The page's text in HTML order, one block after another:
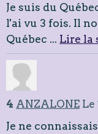
Je suis du
l'ai vu 3 fois. Il
Québec ... Lire la
4 ANZALONE Le
Je ne